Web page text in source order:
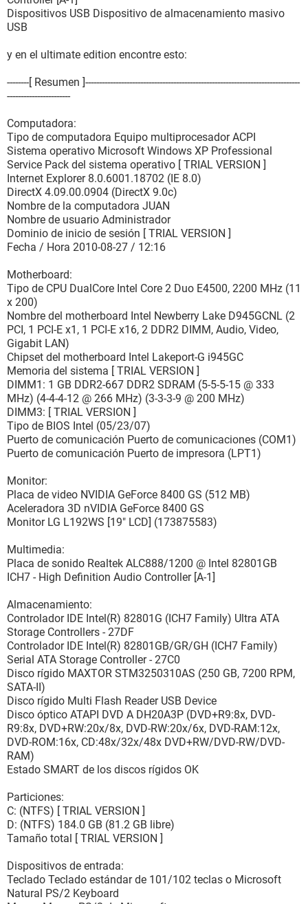
Dispositivos USB Dispositivo de almacenamiento masivo
USB
y en el ultimate edition encontre esto:
--------[ Resumen ]------------------------------------------------------------------------------
-----------------------
Computadora:
Tipo de computadora Equipo multiprocesador ACPI
Sistema operativo Microsoft Windows XP Professional
Service Pack del sistema operativo [ TRIAL VERSION ]
Internet Explorer 8.0.6001.18702 (IE 8.0)
DirectX 4.09.00.0904 (DirectX 9.0c)
Nombre de la computadora JUAN
Nombre de usuario Administrador
Dominio de inicio de sesión [ TRIAL VERSION ]
Fecha / Hora 2010-08-27 / 12:16
Motherboard:
Tipo de CPU DualCore Intel Core 2 Duo E4500, 2200 MHz (11
x 200)
Nombre del motherboard Intel Newberry Lake D945GCNL (2
PCI, 1 PCI-E x1, 1 PCI-E x16, 2 DDR2 DIMM, Audio, Video,
Gigabit LAN)
Chipset del motherboard Intel Lakeport-G i945GC
Memoria del sistema [ TRIAL VERSION ]
DIMM1: 1 GB DDR2-667 DDR2 SDRAM (5-5-5-15 @ 333
MHz) (4-4-4-12 @ 266 MHz) (3-3-3-9 @ 200 MHz)
DIMM3: [ TRIAL VERSION ]
Tipo de BIOS Intel (05/23/07)
Puerto de comunicación Puerto de comunicaciones (COM1)
Puerto de comunicación Puerto de impresora (LPT1)
Monitor:
Placa de video NVIDIA GeForce 8400 GS (512 MB)
Aceleradora 3D nVIDIA GeForce 8400 GS
Monitor LG L192WS [19" LCD] (173875583)
Multimedia:
Placa de sonido Realtek ALC888/1200 @ Intel 82801GB
ICH7 - High Definition Audio Controller [A-1]
Almacenamiento:
Controlador IDE Intel(R) 82801G (ICH7 Family) Ultra ATA
Storage Controllers - 27DF
Controlador IDE Intel(R) 82801GB/GR/GH (ICH7 Family)
Serial ATA Storage Controller - 27C0
Disco rígido MAXTOR STM3250310AS (250 GB, 7200 RPM,
SATA-II)
Disco rígido Multi Flash Reader USB Device
Disco óptico ATAPI DVD A DH20A3P (DVD+R9:8x, DVD-
R9:8x, DVD+RW:20x/8x, DVD-RW:20x/6x, DVD-RAM:12x,
DVD-ROM:16x, CD:48x/32x/48x DVD+RW/DVD-RW/DVD-
RAM)
Estado SMART de los discos rígidos OK
Particiones:
C: (NTFS) [ TRIAL VERSION ]
D: (NTFS) 184.0 GB (81.2 GB libre)
Tamaño total [ TRIAL VERSION ]
Dispositivos de entrada:
Teclado Teclado estándar de 101/102 teclas o Microsoft
Natural PS/2 Keyboard